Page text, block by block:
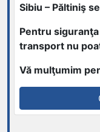
Sibiu – Păltiniş
Pentru
transport nu
Vă mulţumim